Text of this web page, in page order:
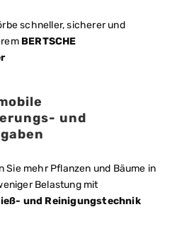
schneller, sicherer und
BERTSCHE
und
Sie mehr Pflanzen und Bäume in
Belastung mit
und Reinigungstechnik